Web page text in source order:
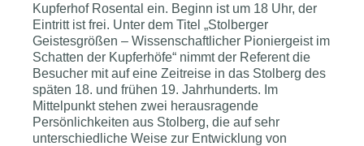
Kupferhof Rosental ein. Beginn ist um 18 Uhr, der
Eintritt ist frei. Unter dem Titel „Stolberger
Geistesgrößen – Wissenschaftlicher Pioniergeist im
Schatten der Kupferhöfe“ nimmt der Referent die
Besucher mit auf eine Zeitreise in das Stolberg des
späten 18. und frühen 19. Jahrhunderts. Im
Mittelpunkt stehen zwei herausragende
Persönlichkeiten aus Stolberg, die auf sehr
unterschiedliche Weise zur Entwicklung von